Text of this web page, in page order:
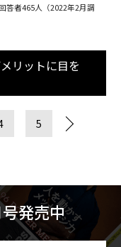
答者465人（2022年2月調
リットに目を
5
発売中